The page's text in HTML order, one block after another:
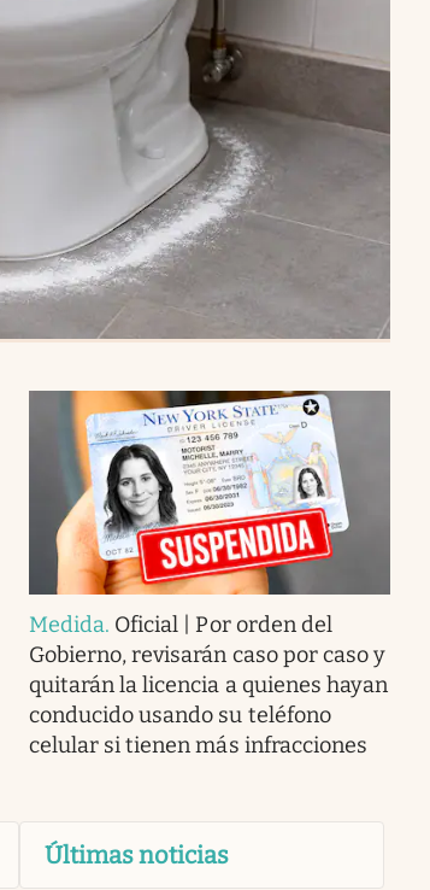
Medida. Oficial | Por orden del
Gobierno, revisarán caso por caso y
quitarán la licencia a quienes hayan
conducido usando su teléfono
celular si tienen más infracciones
Últimas noticias